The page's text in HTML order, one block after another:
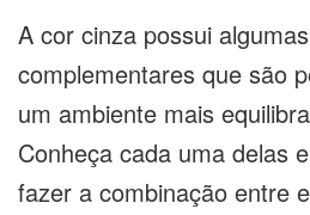
A cor cinza possui
complementares que são
um ambiente mais
Conheça cada uma delas
fazer a combinação entre